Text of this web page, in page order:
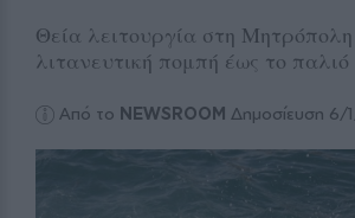
Θεία λειτουργία στη Μητρόπολη
λιτανευτική πομπή έως το
Από το NEWSROOM Δημοσίευση 6/